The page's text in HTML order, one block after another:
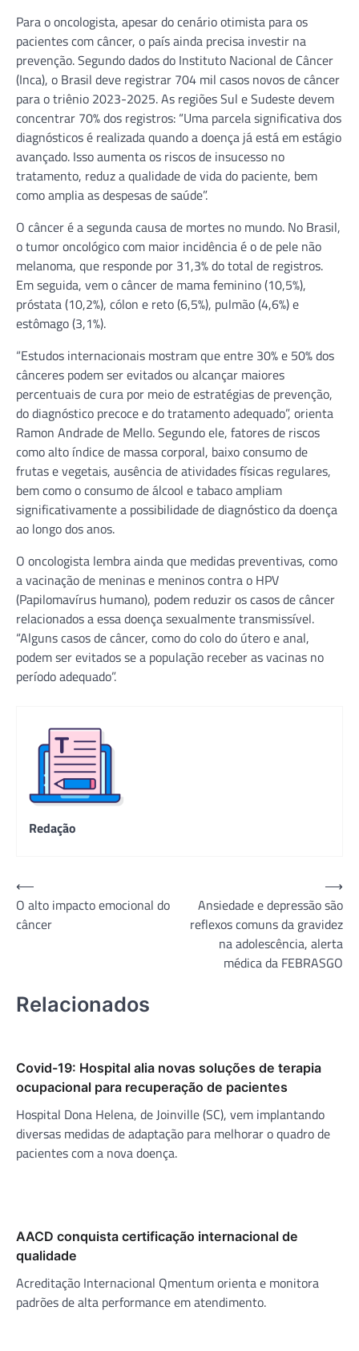
Para o oncologista, apesar do cenário otimista para os
pacientes com câncer, o país ainda precisa investir na
prevenção. Segundo dados do Instituto Nacional de Câncer
(Inca), o Brasil deve registrar 704 mil casos novos de câncer
para o triênio 2023-2025. As regiões Sul e Sudeste devem
concentrar 70% dos registros: “Uma parcela significativa dos
diagnósticos é realizada quando a doença já está em estágio
avançado. Isso aumenta os riscos de insucesso no
tratamento, reduz a qualidade de vida do paciente, bem
como amplia as despesas de saúde”.
O câncer é a segunda causa de mortes no mundo. No Brasil,
o tumor oncológico com maior incidência é o de pele não
melanoma, que responde por 31,3% do total de registros.
Em seguida, vem o câncer de mama feminino (10,5%),
próstata (10,2%), cólon e reto (6,5%), pulmão (4,6%) e
estômago (3,1%).
“Estudos internacionais mostram que entre 30% e 50% dos
cânceres podem ser evitados ou alcançar maiores
percentuais de cura por meio de estratégias de prevenção,
do diagnóstico precoce e do tratamento adequado”, orienta
Ramon Andrade de Mello. Segundo ele, fatores de riscos
como alto índice de massa corporal, baixo consumo de
frutas e vegetais, ausência de atividades físicas regulares,
bem como o consumo de álcool e tabaco ampliam
significativamente a possibilidade de diagnóstico da doença
ao longo dos anos.
O oncologista lembra ainda que medidas preventivas, como
a vacinação de meninas e meninos contra o HPV
(Papilomavírus humano), podem reduzir os casos de câncer
relacionados a essa doença sexualmente transmissível.
“Alguns casos de câncer, como do colo do útero e anal,
podem ser evitados se a população receber as vacinas no
período adequado”.
Redação
Navegação
de
Post
⟵
O alto impacto emocional do
câncer
Ansiedade e depressão são
reflexos comuns da gravidez
na adolescência, alerta
médica da FEBRASGO
⟶
Relacionados
Covid-19: Hospital alia novas soluções de terapia
ocupacional para recuperação de pacientes
Hospital Dona Helena, de Joinville (SC), vem implantando
diversas medidas de adaptação para melhorar o quadro de
pacientes com a nova doença.
AACD conquista certificação internacional de
qualidade
Acreditação Internacional Qmentum orienta e monitora
padrões de alta performance em atendimento.